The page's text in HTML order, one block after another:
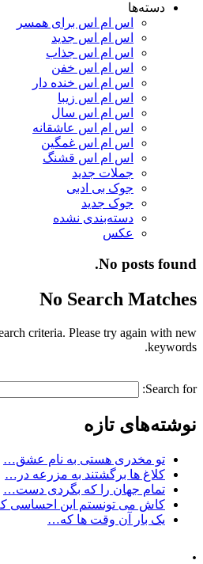
دسته‌ها
اس ام اس برای همسر
اس ام اس جدید
اس ام اس جذاب
اس ام اس خفن
اس ام اس خنده دار
اس ام اس زیبا
اس ام اس سال
اس ام اس عاشقانه
اس ام اس غمگین
اس ام اس قشنگ
جملات جدید
جوک بی ادبی
جوک جدید
دسته‌بندی نشده
عکس
No posts found.
No Search Matches
criteria. Please try again with new
keywords.
Search for:
نوشته‌های تازه
تو مخدری هستی به نام عشق…
کلاغ ها برگشتند به مزرعه در…
تمام جهان را که بگردی دست…
کاش می تونستم این احساسی
یک بار آن وقت ها که…
.